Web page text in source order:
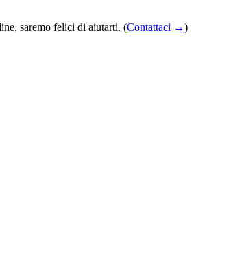
saremo felici di aiutarti. (Contattaci →)